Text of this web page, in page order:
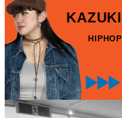
KAZUKI
HIPHOP